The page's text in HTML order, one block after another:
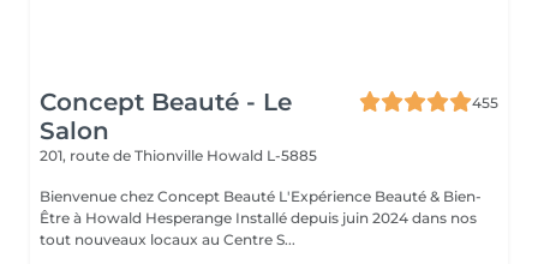
Concept Beauté - Le
Salon
455
201, route de Thionville Howald L-5885
Bienvenue chez Concept Beauté L'Expérience Beauté & Bien-
Être à Howald Hesperange Installé depuis juin 2024 dans nos
tout nouveaux locaux au Centre S...